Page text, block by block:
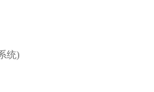
统)